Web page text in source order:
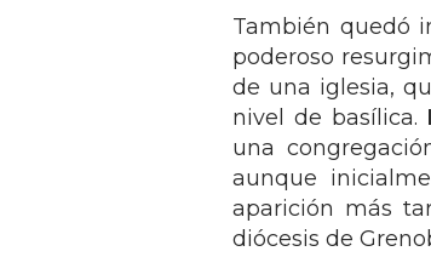
También quedó
poderoso
de una iglesia,
nivel de basílica.
una
aunque
aparición más
diócesis de